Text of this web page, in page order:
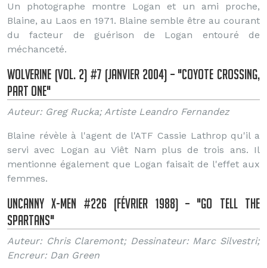
Un photographe montre Logan et un ami proche,
Blaine, au Laos en 1971. Blaine semble être au courant
du facteur de guérison de Logan entouré de
méchanceté.
Wolverine (Vol. 2) #7 (Janvier 2004) – "Coyote Crossing,
Part One"
Auteur: Greg Rucka; Artiste Leandro Fernandez
Blaine révèle à l'agent de l'ATF Cassie Lathrop qu'il a
servi avec Logan au Viêt Nam plus de trois ans. Il
mentionne également que Logan faisait de l'effet aux
femmes.
Uncanny X-Men #226 (Février 1988) – "Go Tell the
Spartans"
Auteur: Chris Claremont; Dessinateur: Marc Silvestri;
Encreur: Dan Green